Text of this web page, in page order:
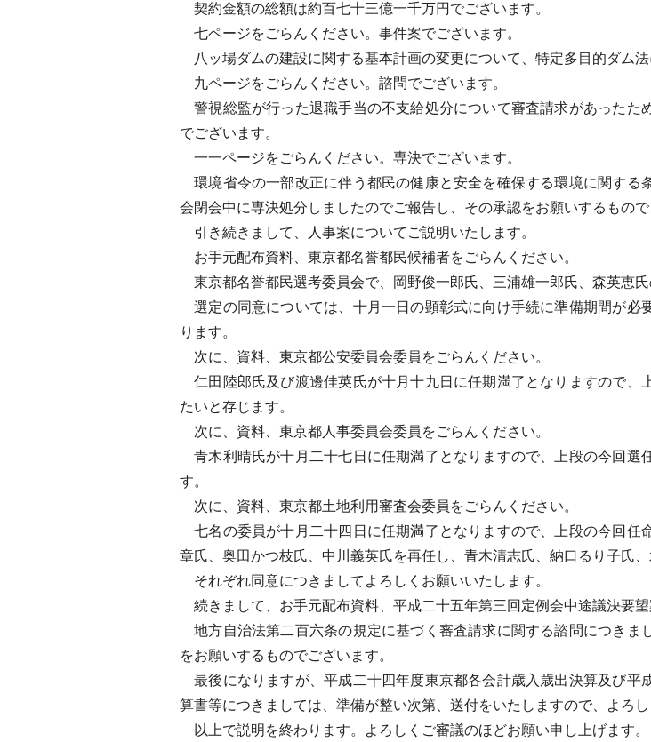
契約金額の総額は約百七十三億一千万円でございます。
七ページをごらんください。事件案でございます。
八ッ場ダムの建設に関する基本計画の変更について、特定多目的ダム
九ページをごらんください。諮問でございます。
警視総監が行った退職手当の不支給処分について審査請求があったた
でございます。
一一ページをごらんください。専決でございます。
環境省令の一部改正に伴う都民の健康と安全を確保する環境に関する
会閉会中に専決処分しましたのでご報告し、その承認をお願いするもので
引き続きまして、人事案についてご説明いたします。
お手元配布資料、東京都名誉都民候補者をごらんください。
東京都名誉都民選考委員会で、岡野俊一郎氏、三浦雄一郎氏、森英恵氏
選定の同意については、十月一日の顕彰式に向け手続に準備期間が必
ります。
次に、資料、東京都公安委員会委員をごらんください。
仁田陸郎氏及び渡邊佳英氏が十月十九日に任期満了となりますので、
たいと存じます。
次に、資料、東京都人事委員会委員をごらんください。
青木利晴氏が十月二十七日に任期満了となりますので、上段の今回選
す。
次に、資料、東京都土地利用審査会委員をごらんください。
七名の委員が十月二十四日に任期満了となりますので、上段の今回任
章氏、奥田かつ枝氏、中川義英氏を再任し、青木清志氏、納口るり子氏
それぞれ同意につきましてよろしくお願いいたします。
続きまして、お手元配布資料、平成二十五年第三回定例会中途議決要望
地方自治法第二百六条の規定に基づく審査請求に関する諮問につきま
をお願いするものでございます。
最後になりますが、平成二十四年度東京都各会計歳入歳出決算及び平
算書等につきましては、準備が整い次第、送付をいたしますので、よろし
以上で説明を終わります。よろしくご審議のほどお願い申し上げます。